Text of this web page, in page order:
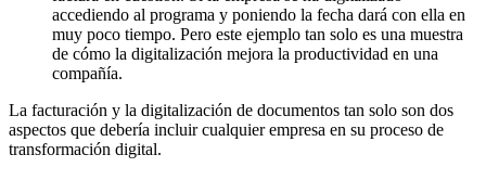
accediendo al programa y poniendo la fecha dará con ella en
muy poco tiempo. Pero este ejemplo tan solo es una muestra
de cómo la digitalización mejora la productividad en una
compañía.
La facturación y la digitalización de documentos tan solo son dos
aspectos que debería incluir cualquier empresa en su proceso de
transformación digital.